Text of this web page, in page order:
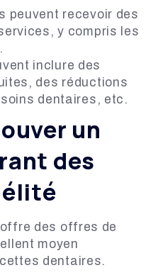
peuvent recevoir des
y compris les
inclure des
des réductions
dentaires, etc.
un
des
des offres de
moyen
dentaires.